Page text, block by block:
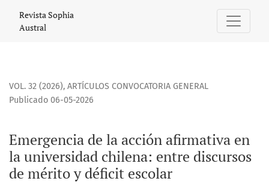
Emergencia de la acción afirmativa en la universidad
Revista Sophia
Austral
VOL. 32 (2026), ARTÍCULOS CONVOCATORIA GENERAL
Emergencia de la acción afirmativa en
la universidad chilena: entre discursos
de mérito y déficit escolar
Publicado 06-05-2026